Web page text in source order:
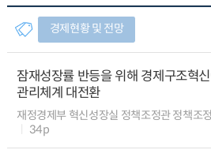
경제현황 및 전망
잠재성장률 반등을 위해 경제구조혁
관리체계 대전환
재정경제부 혁신성장실 정책조정관 정책조
34p